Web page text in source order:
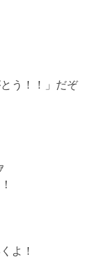
う！！」だぞ
よ！